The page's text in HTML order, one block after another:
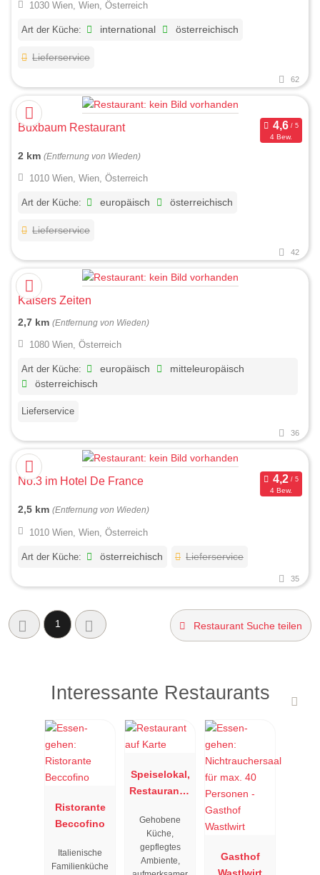
1030 Wien, Wien, Österreich
Art der Küche: international österreichisch
Lieferservice
62
Buxbaum Restaurant
4 Bew.
2 km (Entfernung von Wieden)
1010 Wien, Wien, Österreich
Art der Küche: europäisch österreichisch
Lieferservice
42
Kaisers Zeiten
2,7 km (Entfernung von Wieden)
1080 Wien, Österreich
Art der Küche: europäisch
mitteleuropäisch
österreichisch
Lieferservice
36
No.3 im Hotel De France
4 Bew.
2,5 km (Entfernung von Wieden)
1010 Wien, Wien, Österreich
Art der Küche: österreichisch Lieferservice
35
1 Restaurant Suche teilen
Interessante Restaurants
Ristorante
Beccofino
Italienische
Familienküche
Speiselokal,
Restaurant "
"
Gehobene
Küche,
gepflegtes
Ambiente,
Gasthof